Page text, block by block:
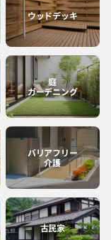
ウッドデッキ
庭
ガーデニング
バリアフリー
介護
古民家